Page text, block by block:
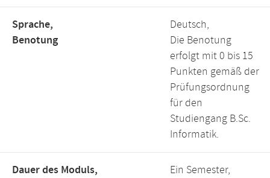
Sprache,
Benotung
Deutsch,
Die Benotung
erfolgt mit 0 bis 15
Punkten gemäß der
Prüfungsordnung
für den
Studiengang B.Sc.
Informatik.
Dauer des Moduls,
Ein Semester,